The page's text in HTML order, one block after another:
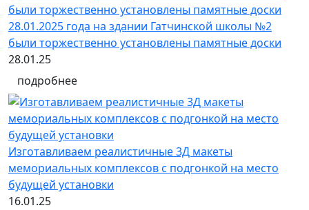
28.01.2025 года на здании Гатчинской школы №2
были торжественно установлены памятные доски
28.01.25
подробнее
Изготавливаем реалистичные 3Д макеты
мемориальных комплексов с подгонкой на место
будущей установки
16.01.25